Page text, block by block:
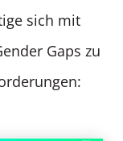
sich mit
Gaps zu